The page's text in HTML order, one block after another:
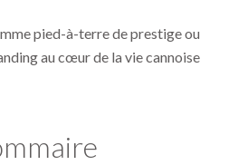
pied-à-terre de prestige ou
au cœur de la vie cannoise